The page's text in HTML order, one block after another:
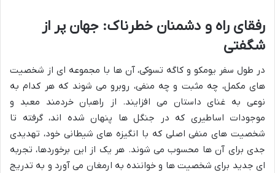
رفقای راه و دشمنان خطرناک: جهان پر از
شگفتی
در طول سفر یومکو و کاگه تسوکی، آن ها با مجموعه ای از شخصیت
های مکمل، چه مثبت و چه منفی، روبرو می شوند که هر کدام به
نوعی به غنای داستان می افزایند. از راهبان خردمند معبد و
موجودات اساطیری که در جنگل ها پنهان شده اند، گرفته تا
شخصیت های منفی اصلی که با انگیزه های شیطانی خود، تهدیدی
جدی برای آن ها محسوب می شوند. هر یک از این برخوردها، تجربه
ای جدید برای شخصیت ها و خواننده به ارمغان می آورد و به تدریج